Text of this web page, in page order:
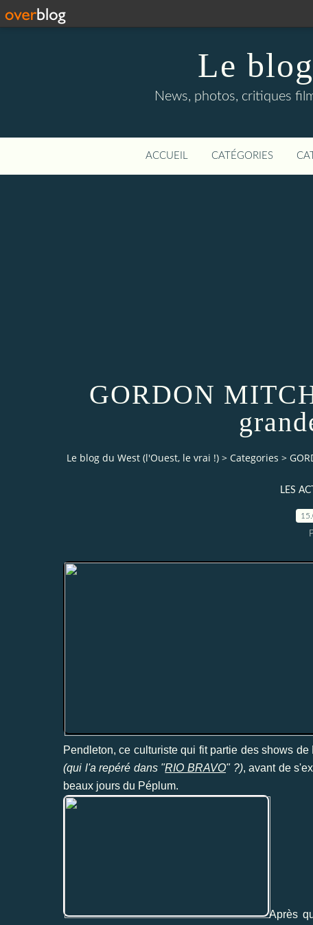
Le
News, photos, critiques
ACCUEIL CATÉGORIES
GORDON
Le blog du West (l'Ouest, le vrai !) > Categories >
LES
Pendleton, ce culturiste qui fit partie des shows
(qui l'a repéré dans "RIO BRAVO" ?), avant de
beaux jours du Péplum.
Après